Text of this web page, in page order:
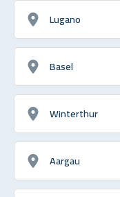
Lugano
Basel
Winterthur
Aargau